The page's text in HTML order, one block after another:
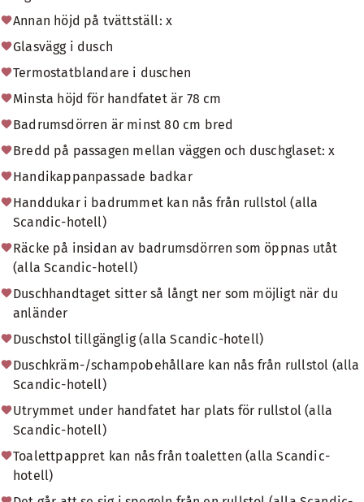
Annan höjd på tvättställ: x
Glasvägg i dusch
Termostatblandare i duschen
Minsta höjd för handfatet är 78 cm
Badrumsdörren är minst 80 cm bred
Bredd på passagen mellan väggen och duschglaset: x
Handikappanpassade badkar
Handdukar i badrummet kan nås från rullstol (alla
Scandic-hotell)
Räcke på insidan av badrumsdörren som öppnas utåt
(alla Scandic-hotell)
Duschhandtaget sitter så långt ner som möjligt när du
anländer
Duschstol tillgänglig (alla Scandic-hotell)
Duschkräm-/schampobehållare kan nås från rullstol (alla
Scandic-hotell)
Utrymmet under handfatet har plats för rullstol (alla
Scandic-hotell)
Toalettpappret kan nås från toaletten (alla Scandic-
hotell)